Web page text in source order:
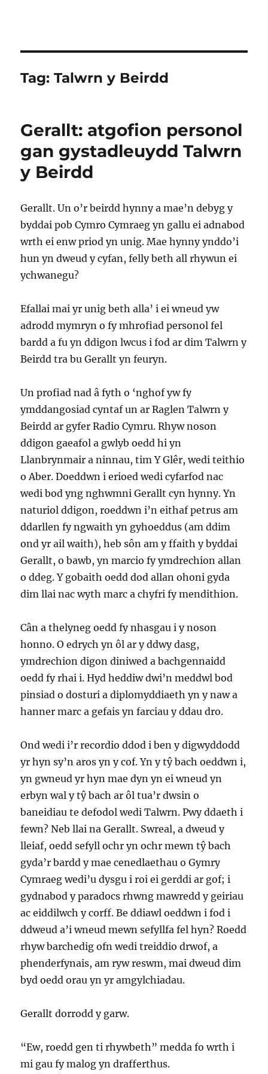
Tag:Talwrn y Beirdd
Gerallt: atgofion personol
gan gystadleuydd Talwrn
y Beirdd
Gerallt. Un o’r beirdd hynny a mae’n debyg y
byddai pob Cymro Cymraeg yn gallu ei adnabod
wrth ei enw priod yn unig. Mae hynny ynddo’i
hun yn dweud y cyfan, felly beth all rhywun ei
ychwanegu?
Efallai mai yr unig beth alla’ i ei wneud yw
adrodd mymryn o fy mhrofiad personol fel
bardd a fu yn ddigon lwcus i fod ar dim Talwrn y
Beirdd tra bu Gerallt yn feuryn.
Un profiad nad â fyth o ‘nghof yw fy
ymddangosiad cyntaf un ar Raglen Talwrn y
Beirdd ar gyfer Radio Cymru. Rhyw noson
ddigon gaeafol a gwlyb oedd hi yn
Llanbrynmair a ninnau, tim Y Glêr, wedi teithio
o Aber. Doeddwn i erioed wedi cyfarfod nac
wedi bod yng nghwmni Gerallt cyn hynny. Yn
naturiol ddigon, roeddwn i’n eithaf petrus am
ddarllen fy ngwaith yn gyhoeddus (am ddim
ond yr ail waith), heb sôn am y ffaith y byddai
Gerallt, o bawb, yn marcio fy ymdrechion allan
o ddeg. Y gobaith oedd dod allan ohoni gyda
dim llai nac wyth marc a chyfri fy mendithion.
Cân a thelyneg oedd fy nhasgau i y noson
honno. O edrych yn ôl ar y ddwy dasg,
ymdrechion digon diniwed a bachgennaidd
oedd fy rhai i. Hyd heddiw dwi’n meddwl bod
pinsiad o dosturi a diplomyddiaeth yn y naw a
hanner marc a gefais yn farciau y ddau dro.
Ond wedi i’r recordio ddod i ben y digwyddodd
yr hyn sy’n aros yn y cof. Yn y tŷ bach oeddwn i,
yn gwneud yr hyn mae dyn yn ei wneud yn
erbyn wal y tŷ bach ar ôl tua’r dwsin o
baneidiau te defodol wedi Talwrn. Pwy ddaeth i
fewn? Neb llai na Gerallt. Swreal, a dweud y
lleiaf, oedd sefyll ochr yn ochr mewn tŷ bach
gyda’r bardd y mae cenedlaethau o Gymry
Cymraeg wedi’u dysgu i roi ei gerddi ar gof; i
gydnabod y paradocs rhwng mawredd y geiriau
ac eiddilwch y corff. Be ddiawl oeddwn i fod i
ddweud a’i wneud mewn sefyllfa fel hyn? Roedd
rhyw barchedig ofn wedi treiddio drwof, a
phenderfynais, am ryw reswm, mai dweud dim
byd oedd orau yn yr amgylchiadau.
Gerallt dorrodd y garw.
“Ew, roedd gen ti rhywbeth” medda fo wrth i
mi gau fy malog yn drafferthus.